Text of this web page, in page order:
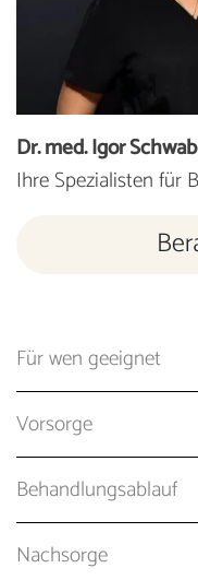
Dr. med. Igor
Ihre Spezialisten für
Für wen geeignet
Vorsorge
Behandlungsablauf
Nachsorge